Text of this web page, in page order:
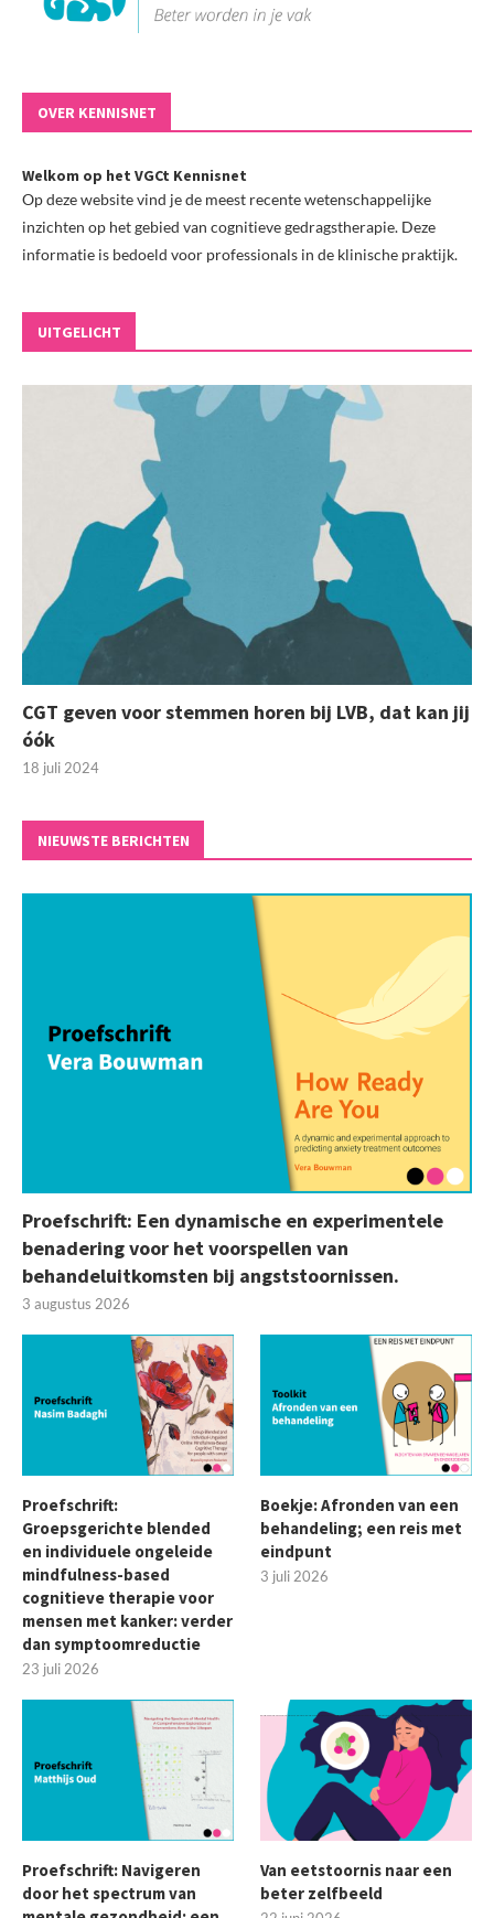
OVER KENNISNET
Welkom op het VGCt Kennisnet
Op deze website vind je de meest recente wetenschappelijke
inzichten op het gebied van cognitieve gedragstherapie. Deze
informatie is bedoeld voor professionals in de klinische praktijk.
UITGELICHT
CGT geven voor stemmen horen bij LVB, dat kan jij
óók
18 juli 2024
NIEUWSTE BERICHTEN
Proefschrift: Een dynamische en experimentele
benadering voor het voorspellen van
behandeluitkomsten bij angststoornissen.
3 augustus 2026
Proefschrift:
Groepsgerichte blended
en individuele ongeleide
mindfulness-based
cognitieve therapie voor
mensen met kanker: verder
dan symptoomreductie
23 juli 2026
Boekje: Afronden van een
behandeling; een reis met
eindpunt
3 juli 2026
Proefschrift: Navigeren
door het spectrum van
Van eetstoornis naar een
beter zelfbeeld